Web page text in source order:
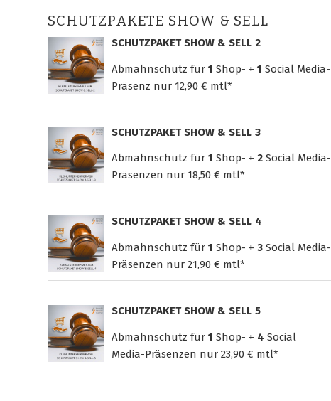
SCHUTZPAKETE SHOW & SELL
SCHUTZPAKET SHOW & SELL 2
Abmahnschutz für 1 Shop- + 1 Social Media-
Präsenz nur 12,90 € mtl*
SCHUTZPAKET SHOW & SELL 3
Abmahnschutz für 1 Shop- + 2 Social Media-
Präsenzen nur 18,50 € mtl*
SCHUTZPAKET SHOW & SELL 4
Abmahnschutz für 1 Shop- + 3 Social Media-
Präsenzen nur 21,90 € mtl*
SCHUTZPAKET SHOW & SELL 5
Abmahnschutz für 1 Shop- + 4 Social
Media-Präsenzen nur 23,90 € mtl*